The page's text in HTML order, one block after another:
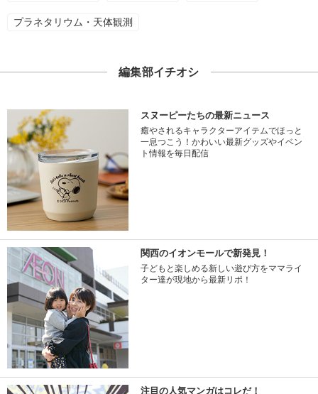
プラネタリウム・天体観測
編集部イチオシ
スヌーピーたちの最新ニュース
癒やされるキャラクターアイテムでほっと
一息つこう！かわいい最新グッズやイベン
ト情報を毎日配信
関西のイオンモールで新発見！
子どもと楽しめる新しい遊び方をママライ
ター達が現地から最新リポ！
注目の人気マンガはコレだ！